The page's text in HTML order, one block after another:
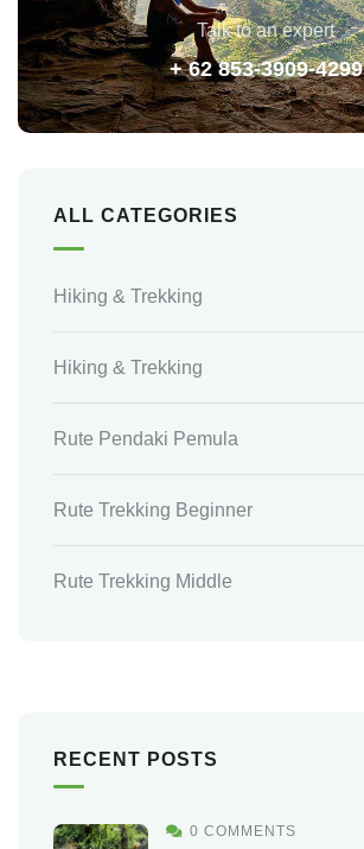
Talk to an expert
+ 62 853-3909-4299
ALL CATEGORIES
Hiking & Trekking
Hiking & Trekking
Rute Pendaki Pemula
Rute Trekking Beginner
Rute Trekking Middle
RECENT POSTS
0 COMMENTS